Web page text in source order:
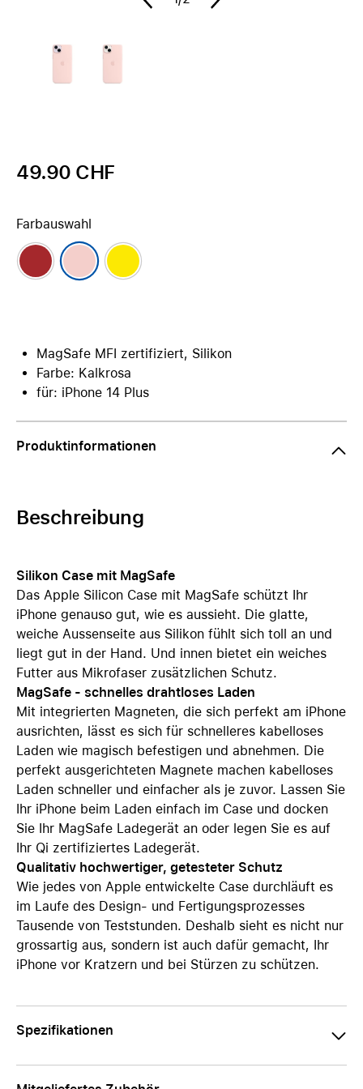
49.90 CHF
Farbauswahl
MagSafe MFI zertifiziert, Silikon
Farbe: Kalkrosa
für: iPhone 14 Plus
Produktinformationen
Beschreibung
Silikon Case mit MagSafe
Das Apple Silicon Case mit MagSafe schützt Ihr
iPhone genauso gut, wie es aussieht. Die glatte,
weiche Aussenseite aus Silikon fühlt sich toll an und
liegt gut in der Hand. Und innen bietet ein weiches
Futter aus Mikrofaser zusätzlichen Schutz.
MagSafe - schnelles drahtloses Laden
Mit integrierten Magneten, die sich perfekt am iPhone
ausrichten, lässt es sich für schnelleres kabelloses
Laden wie magisch befestigen und abnehmen. Die
perfekt ausgerichteten Magnete machen kabelloses
Laden schneller und einfacher als je zuvor. Lassen Sie
Ihr iPhone beim Laden einfach im Case und docken
Sie Ihr MagSafe Ladegerät an oder legen Sie es auf
Ihr Qi zertifiziertes Ladegerät.
Qualitativ hochwertiger, getesteter Schutz
Wie jedes von Apple entwickelte Case durchläuft es
im Laufe des Design‑ und Fertigungs­prozesses
Tausende von Teststunden. Deshalb sieht es nicht nur
grossartig aus, sondern ist auch dafür gemacht, Ihr
iPhone vor Kratzern und bei Stürzen zu schützen.
Spezifikationen